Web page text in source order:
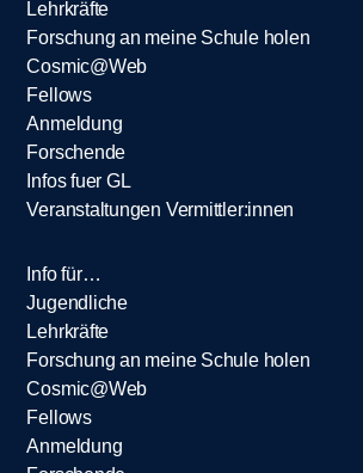
Lehrkräfte
Forschung an meine Schule holen
Cosmic@Web
Fellows
Anmeldung
Forschende
Infos fuer GL
Veranstaltungen Vermittler:innen
Info für…
Jugendliche
Lehrkräfte
Forschung an meine Schule holen
Cosmic@Web
Fellows
Anmeldung